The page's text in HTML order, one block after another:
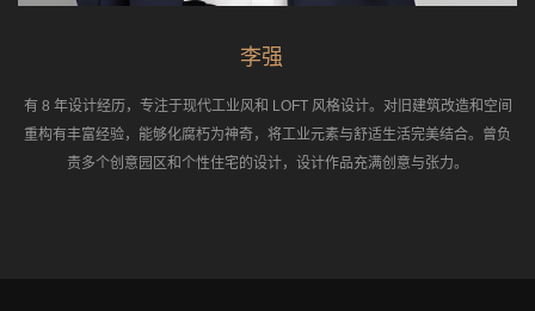
李强
有 8 年设计经历，专注于现代工业风和 LOFT 风格设计。对旧建筑改造和空间
重构有丰富经验，能够化腐朽为神奇，将工业元素与舒适生活完美结合。曾负
责多个创意园区和个性住宅的设计，设计作品充满创意与张力。